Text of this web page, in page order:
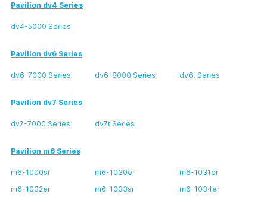
Pavilion dv4 Series
dv4-5000 Series
Pavilion dv6 Series
dv6-7000 Series dv6-8000 Series dv6t Series
Pavilion dv7 Series
dv7-7000 Series dv7t Series
Pavilion m6 Series
m6-1000sr m6-1030er
m6-1031er
m6-1032er
m6-1033sr
m6-1034er